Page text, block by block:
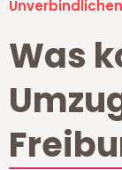
Was